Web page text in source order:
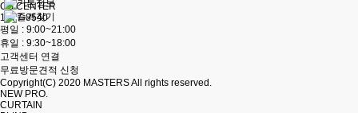
CS CENTER
1877-8540
평일 : 9:00~21:00
휴일 : 9:30~18:00
고객센터 연결
무료방문견적 신청
Copyright(C) 2020 MASTERSAll rights reserved.
NEW PRO.
CURTAIN